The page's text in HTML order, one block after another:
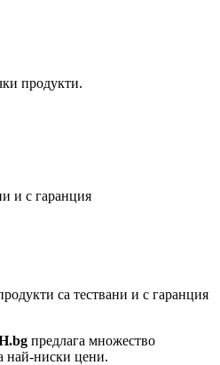
продукти.
и с гаранция
са тествани и с гаранция
предлага множество
най-ниски цени.